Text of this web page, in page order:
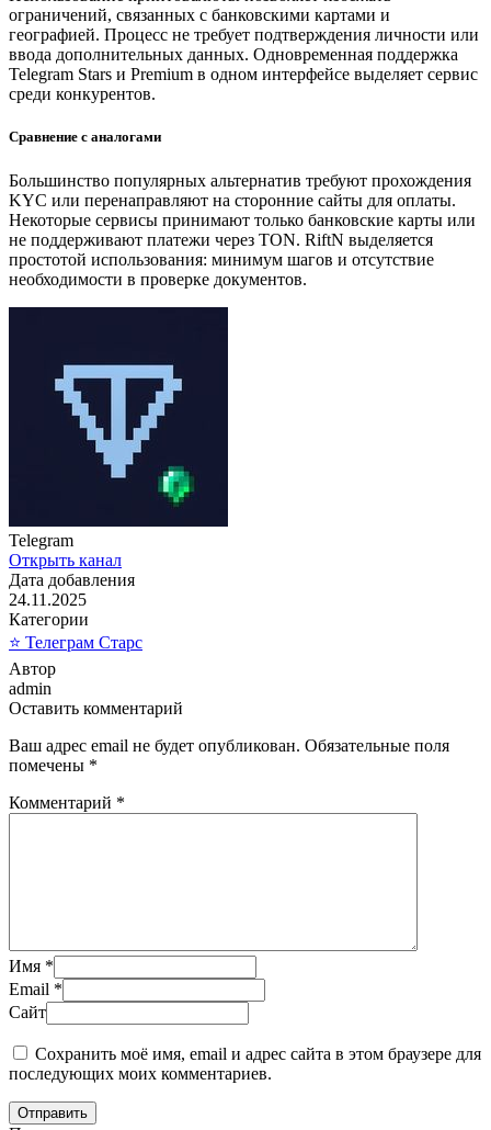
ограничений, связанных с банковскими картами и
географией. Процесс не требует подтверждения личности или
ввода дополнительных данных. Одновременная поддержка
Telegram Stars и Premium в одном интерфейсе выделяет сервис
среди конкурентов.
Сравнение с аналогами
Большинство популярных альтернатив требуют прохождения
KYC или перенаправляют на сторонние сайты для оплаты.
Некоторые сервисы принимают только банковские карты или
не поддерживают платежи через TON. RiftN выделяется
простотой использования: минимум шагов и отсутствие
необходимости в проверке документов.
Telegram
Открыть канал
Дата добавления
24.11.2025
Категории
⭐ Телеграм Старс
Автор
admin
Оставить комментарий
Ваш адрес email не будет опубликован. Обязательные поля
помечены *
Комментарий *
Имя *
Email *
Сайт
Сохранить моё имя, email и адрес сайта в этом браузере для
последующих моих комментариев.
Отправить